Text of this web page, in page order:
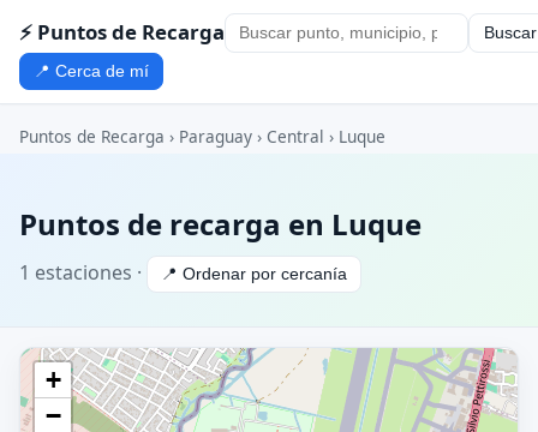
⚡ Puntos de Recarga Buscar
📍 Cerca de mí
Puntos de Recarga › Paraguay › Central › Luque
Puntos de recarga en Luque
1 estaciones · 📍 Ordenar por cercanía
+
−